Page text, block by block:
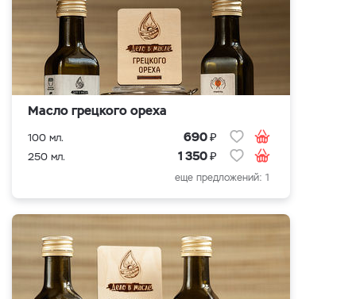
Масло грецкого ореха
100 мл. 690₽
250 мл. 1 350₽
еще предложений: 1